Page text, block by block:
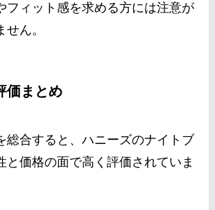
フィット感を求める方には注意が
ん。
価まとめ
総合すると、ハニーズのナイトブ
と価格の面で高く評価されていま